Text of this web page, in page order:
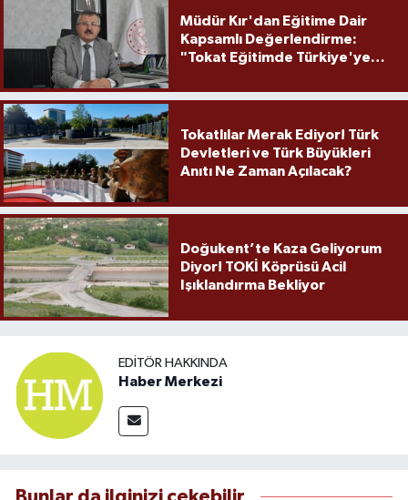
Müdür Kır'dan Eğitime Dair
Kapsamlı Değerlendirme:
"Tokat Eğitimde Türkiye'ye
Tokatlılar Merak Ediyor! Türk
Devletleri ve Türk Büyükleri
Anıtı Ne Zaman Açılacak?
Doğukent’te Kaza Geliyorum
Diyor! TOKİ Köprüsü Acil
Işıklandırma Bekliyor
EDITÖR HAKKINDA
Haber Merkezi